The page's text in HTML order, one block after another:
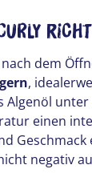
dem
,
Algenöl
einen
Geschmack
negativ